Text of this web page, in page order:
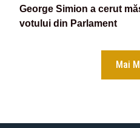
George Simion a cerut
votului din Parlament
Mai